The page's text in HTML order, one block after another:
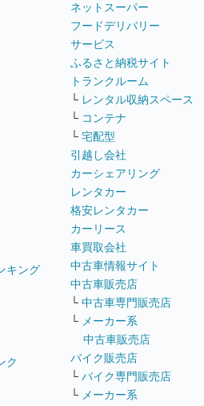
キング
ク
ネットスーパー
フードデリバリー
サービス
ふるさと納税サイト
トランクルーム
└ レンタル収納スペース
└ コンテナ
└ 宅配型
引越し会社
カーシェアリング
レンタカー
格安レンタカー
カーリース
車買取会社
中古車情報サイト
中古車販売店
└ 中古車専門販売店
└ メーカー系
中古車販売店
バイク販売店
└ バイク専門販売店
└ メーカー系